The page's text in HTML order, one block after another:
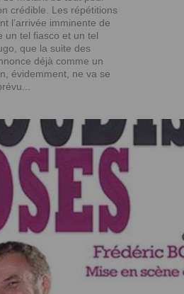
crédible. Les répétitions
l’arrivée imminente de
un tel fiasco et un tel
que la suite des
déjà comme un
évidemment, ne va se